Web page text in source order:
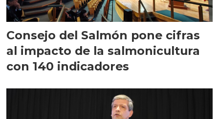
Consejo del Salmón pone cifras
al impacto de la salmonicultura
con 140 indicadores